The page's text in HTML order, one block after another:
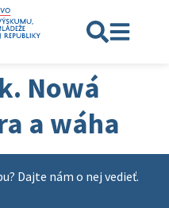
Nowá
a wáha
Dajte nám o nej vedieť.